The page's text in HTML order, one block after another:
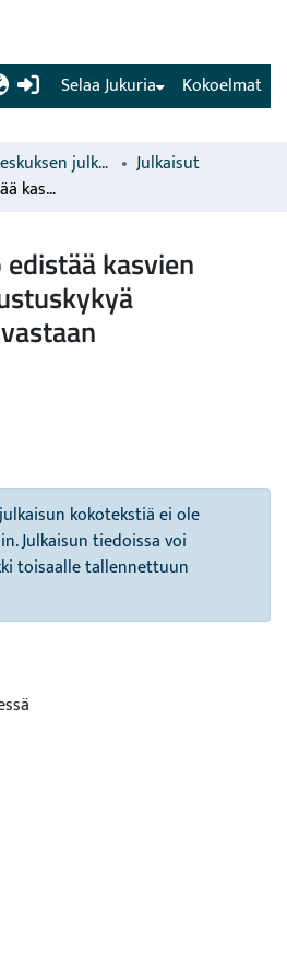
(current) Kokoelmat
Selaa Jukuria
Luonnonvarakeskuksen julkaisut
Julkaisut
Luomutuotanto edistää kasvien luontaista puolustuskykyä tuhohyönteisiä vastaan
kasvien
kokotekstiä ei ole
Julkaisun tiedoissa voi
toisaalle tallennettuun